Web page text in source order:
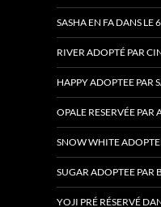
SASHA EN FA DANS LE
RIVER ADOPTÉ PAR
HAPPY ADOPTEE PAR
OPALE RESERVÉE
SNOW WHITE
SUGAR ADOPTEE PAR
YOJI PRÉ RÉSERVÉ